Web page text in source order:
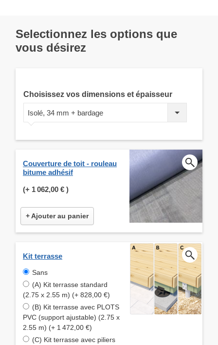
Selectionnez les options que
vous désirez
Choisissez vos dimensions et épaisseur
Isolé, 34 mm + bardage
Couverture de toit - rouleau
bitume adhésif
(+ 1 062,00 € )
+ Ajouter au panier
Kit terrasse
Sans
(A) Kit terrasse standard
(2.75 x 2.55 m) (+ 828,00 €)
(B) Kit terrasse avec PLOTS
PVC (support ajustable) (2.75 x
2.55 m) (+ 1 472,00 €)
(C) Kit terrasse avec piliers